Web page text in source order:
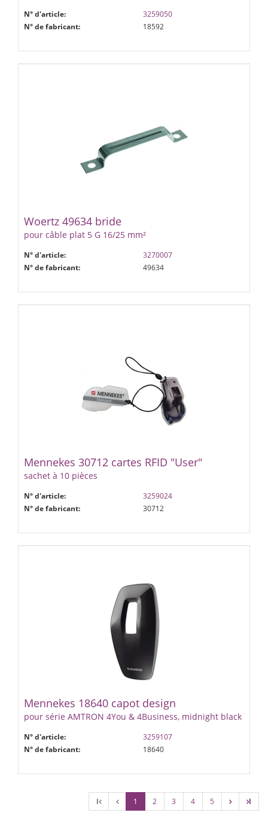
N° d'article:
3259050
N° de fabricant:
18592
Woertz 49634 bride
pour câble plat 5 G 16/25 mm²
N° d'article:
3270007
N° de fabricant:
49634
Mennekes 30712 cartes RFID "User"
sachet à 10 pièces
N° d'article:
3259024
N° de fabricant:
30712
Mennekes 18640 capot design
pour série AMTRON 4You & 4Business, midnight black
N° d'article:
3259107
N° de fabricant:
18640
l 1 2 3 4 5 l